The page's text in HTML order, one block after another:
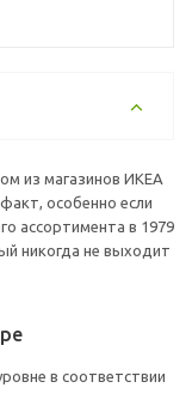
из магазинов ИКЕА
особенно если
ассортимента в 1979
никогда не выходит
в соответствии